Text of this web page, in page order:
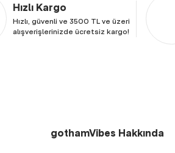
Hızlı Kargo
Hızlı, güvenli ve 3500 TL ve üzeri
alışverişlerinizde ücretsiz kargo!
gothamVibes Hakkında